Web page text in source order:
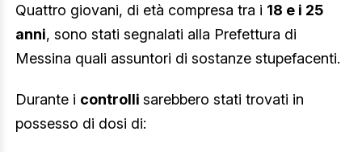
Quattro giovani, di età compresa tra i 18 e i 25
anni, sono stati segnalati alla Prefettura di
Messina quali assuntori di sostanze stupefacenti.
Durante i controlli sarebbero stati trovati in
possesso di dosi di: